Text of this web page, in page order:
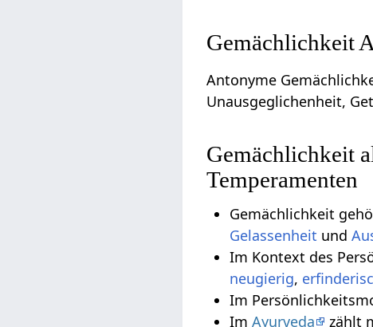
Gemächlichkeit
Antonyme
Unausgeglichenheit,
Gemächlichkeit
Temperamenten
Gemächlichkeit
Gelassenheit und
Im Kontext des
neugierig,
Im
ImAyurveda zählt